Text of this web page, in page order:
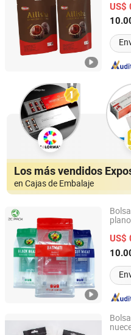
US$
Guangdong, China
en Cajas de Embalaje
Bolsa
plano
línea
US$
Qingdao Zhuocai Industry
Shandong, China
Bolsa
Xuzhou Boklan Import &